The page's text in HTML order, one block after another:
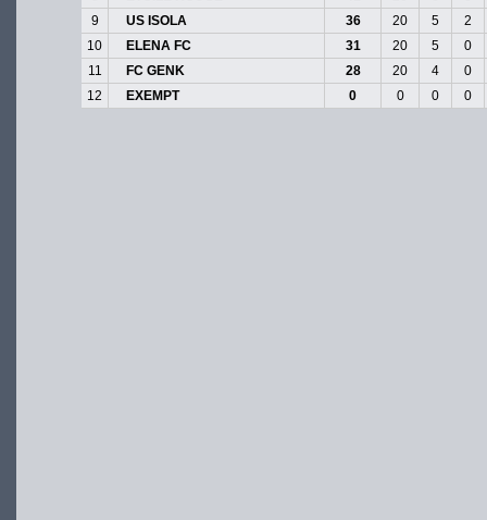
9
US ISOLA 36 20 5
2
10
ELENA FC 31 20 5
0
11
FC GENK 28 20 4
0
12
EXEMPT 0 0 0 0